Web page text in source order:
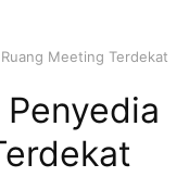
Meeting Terdekat